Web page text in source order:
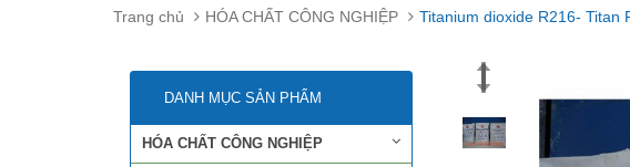
Trang chủ HÓA CHẤT CÔNG NGHIỆP Titanium dioxide R216- Titan
DANH MỤC SẢN PHẨM
HÓA CHẤT CÔNG NGHIỆP